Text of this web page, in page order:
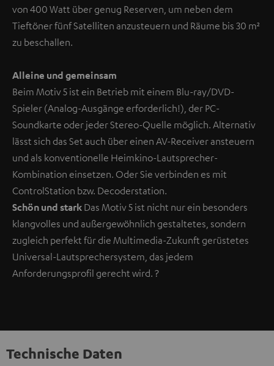
von 400 Watt über genug Reserven, um neben dem
Tieftöner fünf Satelliten anzusteuern und Räume bis 30 m²
zu beschallen.
Alleine und gemeinsam
Beim Motiv 5 ist ein Betrieb mit einem Blu-ray/DVD-
Spieler (Analog-Ausgänge erforderlich!), der PC-
Soundkarte oder jeder Stereo-Quelle möglich. Alternativ
lässt sich das Set auch über einen AV-Receiver ansteuern
und als konventionelle Heimkino-Lautsprecher-
Kombination einsetzen. Oder Sie verbinden es mit
ControlStation bzw. Decoderstation.
Schön und stark Das Motiv 5 ist nicht nur ein besonders
klangvolles und außergewöhnlich gestaltetes, sondern
zugleich perfekt für die Multimedia-Zukunft gerüstetes
Universal-Lautsprechersystem, das jedem
Anforderungsprofil gerecht wird. ?
Technische Daten